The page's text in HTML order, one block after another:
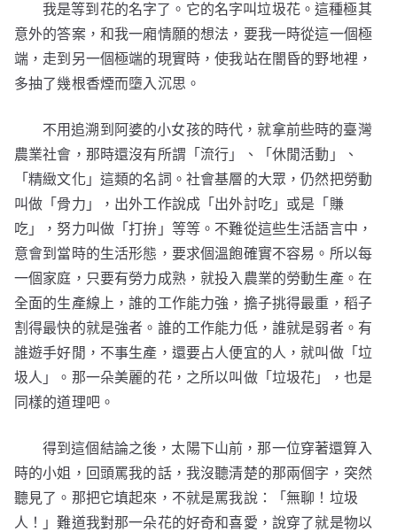
我是等到花的名字了。它的名字叫垃圾花。這種極其
意外的答案，和我一廂情願的想法，要我一時從這一個極
端，走到另一個極端的現實時，使我站在闇昏的野地裡，
多抽了幾根香煙而墮入沉思。
不用追溯到阿婆的小女孩的時代，就拿前些時的臺灣
農業社會，那時還沒有所謂「流行」、「休閒活動」、
「精緻文化」這類的名詞。社會基層的大眾，仍然把勞動
叫做「骨力」，出外工作說成「出外討吃」或是「賺
吃」，努力叫做「打拚」等等。不難從這些生活語言中，
意會到當時的生活形態，要求個溫飽確實不容易。所以每
一個家庭，只要有勞力成熟，就投入農業的勞動生產。在
全面的生產線上，誰的工作能力強，擔子挑得最重，稻子
割得最快的就是強者。誰的工作能力低，誰就是弱者。有
誰遊手好閒，不事生產，還要占人便宜的人，就叫做「垃
圾人」。那一朵美麗的花，之所以叫做「垃圾花」，也是
同樣的道理吧。
得到這個結論之後，太陽下山前，那一位穿著還算入
時的小姐，回頭罵我的話，我沒聽清楚的那兩個字，突然
聽見了。那把它填起來，不就是罵我說：「無聊！垃圾
人！」難道我對那一朵花的好奇和喜愛，說穿了就是物以